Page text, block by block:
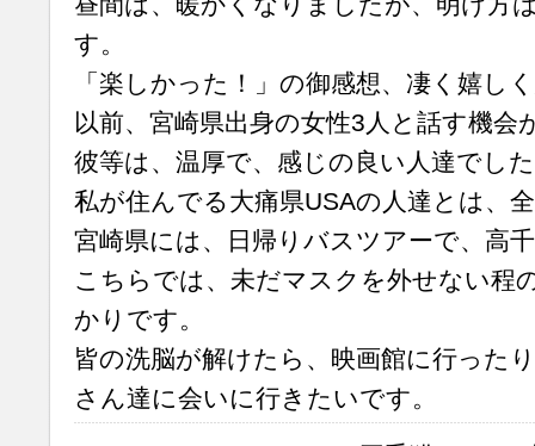
す。
「楽しかった！」の御感想、凄く嬉し
以前、宮崎県出身の女性3人と話す機会
彼等は、温厚で、感じの良い人達でし
私が住んでる大痛県USAの人達とは、
宮崎県には、日帰りバスツアーで、高
こちらでは、未だマスクを外せない程
かりです。
皆の洗脳が解けたら、映画館に行った
さん達に会いに行きたいです。